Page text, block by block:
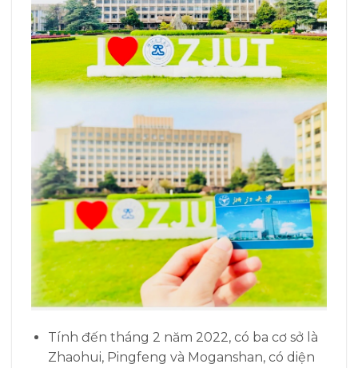
Tính đến tháng 2 năm 2022, có ba cơ sở là
Zhaohui, Pingfeng và Moganshan, có diện